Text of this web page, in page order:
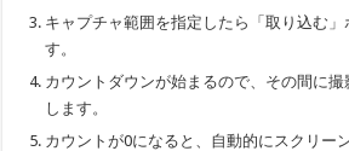
キャプチャ範囲を指定したら「取り込む」
す。
カウントダウンが始まるので、その間に
します。
カウントが0になると、自動的にスクリー